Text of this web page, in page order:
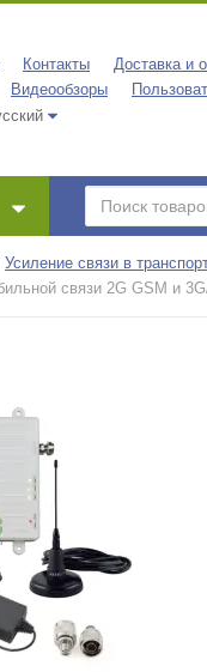
Контакты Доставка и
Видеообзоры
Усиление связи в
связи 2G GSM и